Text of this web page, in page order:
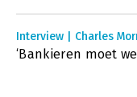
Interview | Charles
‘Bankieren moet